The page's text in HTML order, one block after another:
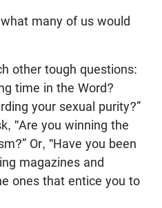
many of us would
other tough questions:
time in the Word?
your sexual purity?”
"Are you winning the
Or, "Have you been
magazines and
ones that entice you to